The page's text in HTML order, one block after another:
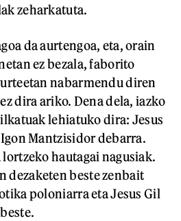
zeharkatuta.
da aurtengoa, eta, orain
ez bezala, faborito
nabarmendu diren
dira ariko. Dena dela, iazko
lehiatuko dira: Jesus
Mantzisidor debarra.
hautagai nagusiak.
dezaketen beste zenbait
poloniarra eta Jesus Gil